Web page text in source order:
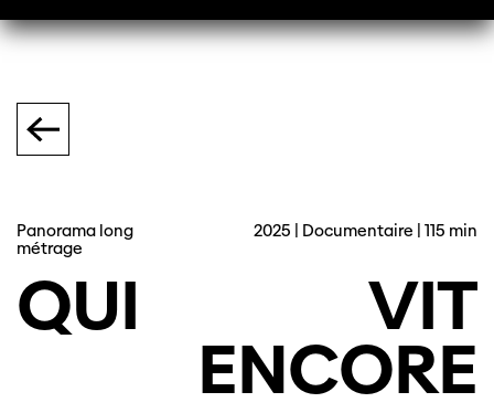
Panorama long
métrage
2025 | Documentaire | 115 min
QUI VIT
ENCORE